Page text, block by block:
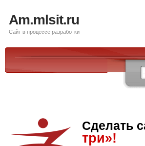
Am.mlsit.ru
Сайт в процессе разработки
Сделать
три»!